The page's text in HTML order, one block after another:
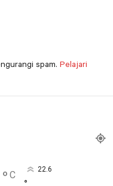
spam. Pelajari
° C 22.6